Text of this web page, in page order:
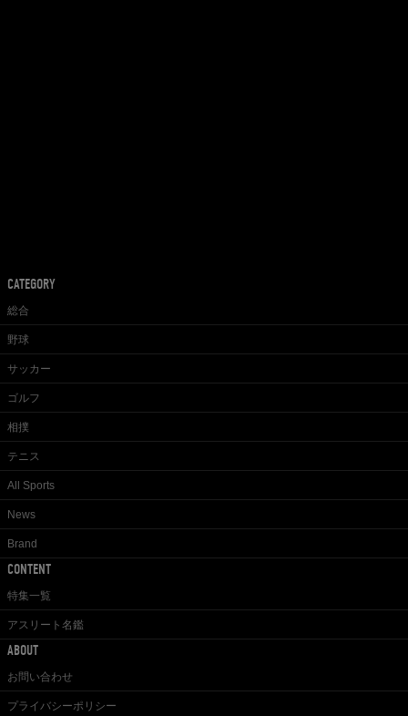
CATEGORY
総合
野球
サッカー
ゴルフ
相撲
テニス
All Sports
News
Brand
CONTENT
特集一覧
アスリート名鑑
ABOUT
お問い合わせ
プライバシーポリシー